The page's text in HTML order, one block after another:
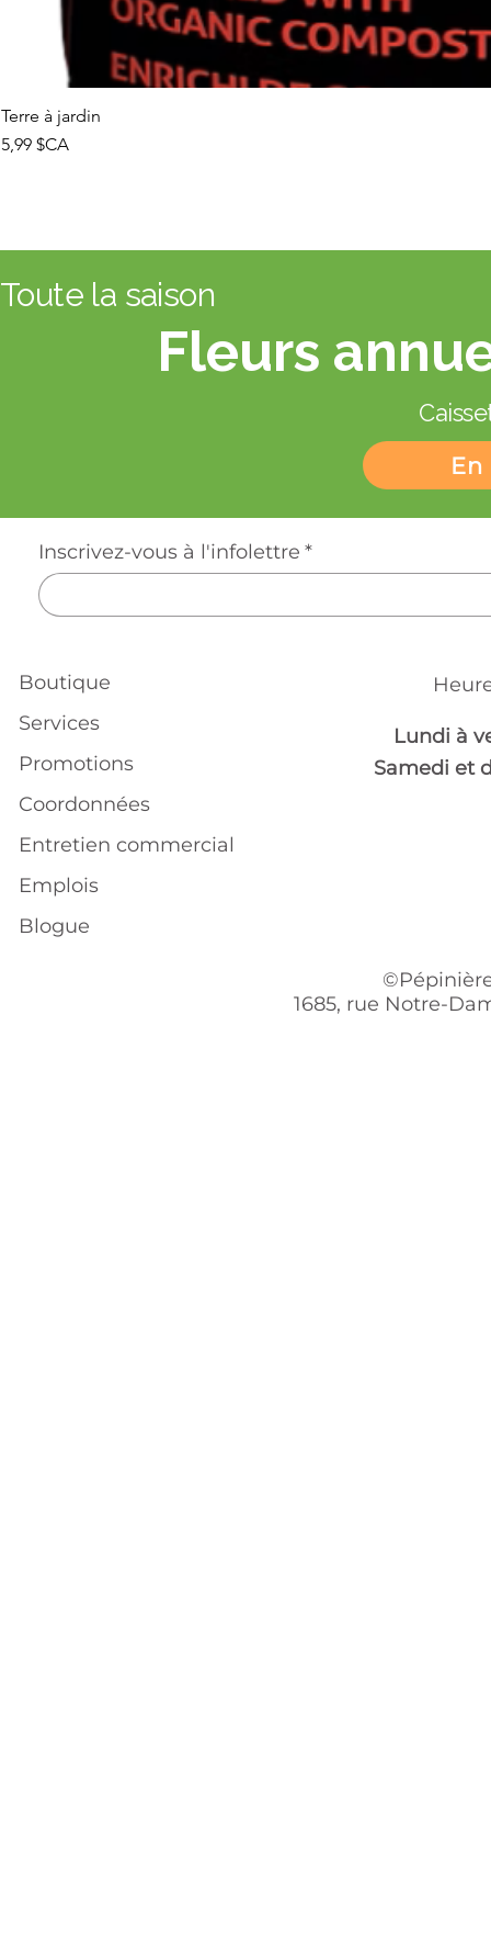
Terre à jardin
Prix
5,99 $CA
Fleurs
Toute la saison
Inscrivez-vous à l'infolettre *
Boutique
Services
Promotions
Coordonnées
Entretien commercial
Emplois
Blogue
Lundi à
Samedi et
1685, rue Notre-